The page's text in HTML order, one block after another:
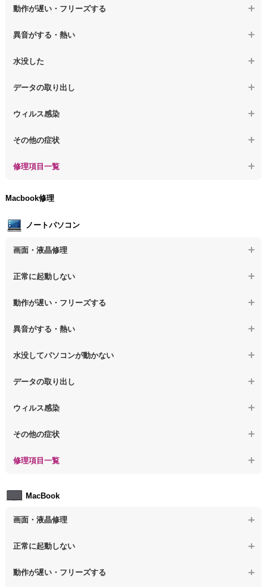
【デスクトップPC】電源を押しても反応がない
【デスクトップPC】修復モードから復旧できない
【デスクトップPC】その他の起動しない問題
動作が遅い・フリーズする
【デスクトップPC】操作中の動作が遅い
異音がする・熱い
【デスクトップPC】パソコンから異音がする
水没した
【デスクトップPC】水没してパソコンが動かない
データの取り出し
【デスクトップPC】起動しないPCのデータを復旧
ウィルス感染
【デスクトップPC】特定のプログラムを削除したい
【デスクトップPC】ウィルス感染のその他の問題
その他の症状
【デスクトップPC】事例紹介
修理項目一覧
【デスクトップPC】電源故障
【デスクトップPC】液晶ディスプレイ交換
【デスクトップPC】マザーボード交換
【デスクトップPC】OS再インストール
Macbook修理
ノートパソコン
画面・液晶修理
【ノートパソコン】画面の割れ・破損
正常に起動しない
【ノートパソコン】電源を押しても反応がない
【ノートパソコン】修復モードから復旧できない
【ノートパソコン】その他の起動しない問題
動作が遅い・フリーズする
【ノートパソコン】操作中の動作が重い
異音がする・熱い
【ノートパソコン】パソコンから異音がする
水没してパソコンが動かない
【ノートパソコン】水没してパソコンが動かない
データの取り出し
【ノートパソコン】起動しないPCのデータを復旧
ウィルス感染
【ノートパソコン】特定のプログラムを削除したい
【ノートパソコン】ウィルス感染のその他の問題
その他の症状
【ノートパソコン】事例紹介
修理項目一覧
【ノートパソコン】電源故障
【ノートパソコン】液晶ディスプレイ交換
【ノートパソコン】マザーボード修理
MacBook
画面・液晶修理
【macbook】画面の割れ・破損
正常に起動しない
【macbook】電源ボタンを押しても反応が無い
動作が遅い・フリーズする